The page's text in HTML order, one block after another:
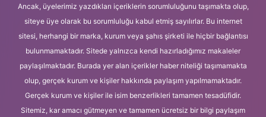
Ancak, üyelerimiz yazdıkları içeriklerin sorumluluğunu taşımakta olup,
siteye üye olarak bu sorumluluğu kabul etmiş sayılırlar. Bu internet
sitesi, herhangi bir marka, kurum veya şahıs şirketi ile hiçbir bağlantısı
bulunmamaktadır. Sitede yalnızca kendi hazırladığımız makaleler
paylaşılmaktadır. Burada yer alan içerikler haber niteliği taşımamakta
olup, gerçek kurum ve kişiler hakkında paylaşım yapılmamaktadır.
Gerçek kurum ve kişiler ile isim benzerlikleri tamamen tesadüfidir.
Sitemiz, kar amacı gütmeyen ve tamamen ücretsiz bir bilgi paylaşım